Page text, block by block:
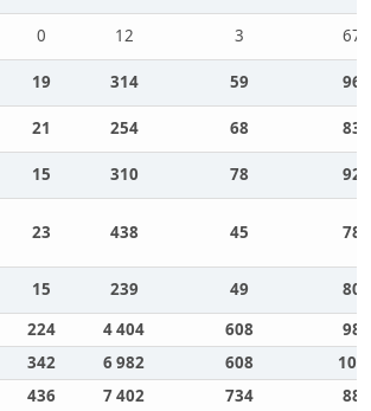
0 12 3
67
19 314 59
96
21 254 68
83
15 310 78 92
23 438 45 78
15 239 49
80
224 4 404 608
98
342 6 982 608
109
436 7 402 734
88